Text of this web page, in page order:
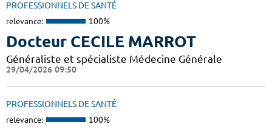
PROFESSIONNELS DE SANTÉ
relevance: 100%
Docteur CECILE MARROT
Généraliste et spécialiste Médecine Générale
29/04/2026 09:50
PROFESSIONNELS DE SANTÉ
relevance: 100%